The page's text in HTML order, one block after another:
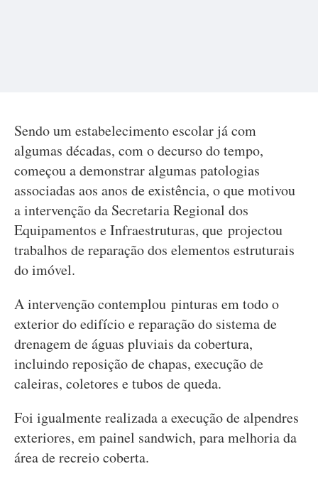
Sendo um estabelecimento escolar já com
algumas décadas, com o decurso do tempo,
começou a demonstrar algumas patologias
associadas aos anos de existência, o que motivou
a intervenção da Secretaria Regional dos
Equipamentos e Infraestruturas, que projectou
trabalhos de reparação dos elementos estruturais
do imóvel.
A intervenção contemplou pinturas em todo o
exterior do edifício e reparação do sistema de
drenagem de águas pluviais da cobertura,
incluindo reposição de chapas, execução de
caleiras, coletores e tubos de queda.
Foi igualmente realizada a execução de alpendres
exteriores, em painel sandwich, para melhoria da
área de recreio coberta.